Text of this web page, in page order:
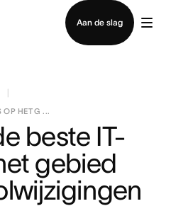
Aan de slag
met verkoop
OP HET G ...
beste IT-
gebied